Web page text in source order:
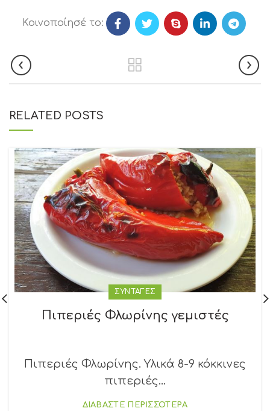
Κοινοποίησέ το:
RELATED POSTS
ΣΥΝΤΑΓΕΣ
Πιπεριές Φλωρίνης γεμιστές
Πιπεριές Φλωρίνης. Υλικά 8-9 κόκκινες
πιπεριές...
ΔΙΑΒΑΣΤΕ ΠΕΡΙΣΣΟΤΕΡΑ